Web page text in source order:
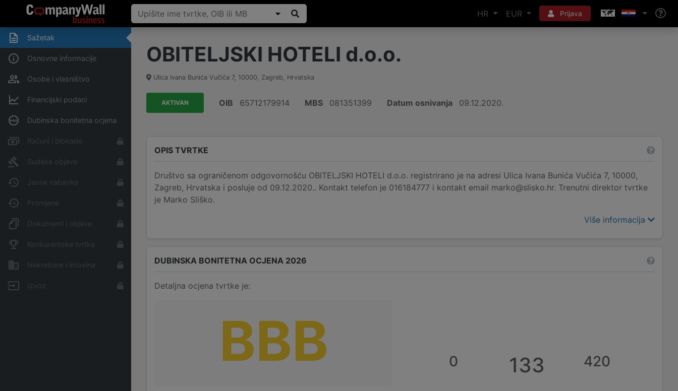
HR EUR Prijava
Sažetak
Osnovne informacije
Osobe i vlasništvo
Financijski podaci
Dubinska bonitetna ocjena
Računi i blokade
Sudske objave
Javne nabavke
Promjene
Dokumenti i objave
Konkurentske tvrtke
Nekretnine i imovina
Izvoz
OBITELJSKI HOTELI d.o.o.
Ulica Ivana Bunića Vučića 7, 10000, Zagreb, Hrvatska
AKTIVAN OIB 65712179914 MBS 081351399 Datum osnivanja 09.12.2020.
OPIS TVRTKE
Društvo sa ograničenom odgovornošću OBITELJSKI HOTELI d.o.o. registrirano je na adresi Ulica Ivana Bunića Vučića 7, 10000,
Zagreb, Hrvatska i posluje od 09.12.2020.. Kontakt telefon je 016184777 i kontakt email marko@slisko.hr. Trenutni direktor tvrtke
je Marko Sliško.
Više informacija
DUBINSKA BONITETNA OCJENA 2026
Detaljna ocjena tvrtke je:
BBB 0 133 420